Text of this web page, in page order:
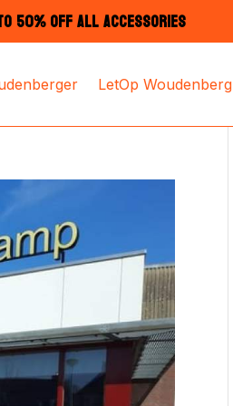
50% OFF ALL ACCESSORIES
LetOp Woudenberg